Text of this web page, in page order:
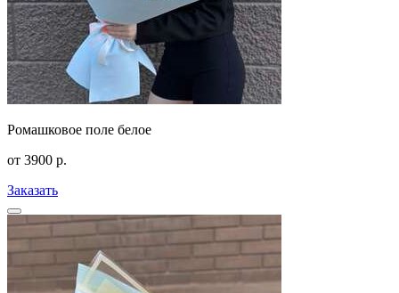
Ромашковое поле белое
от 3900 р.
Заказать